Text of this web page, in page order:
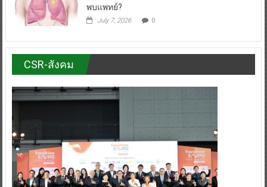
พบแพทย์?
July 7, 2026 0
CSR-สังคม